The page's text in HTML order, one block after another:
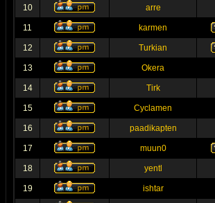
10 arre
11 karmen
12 Turkian
13 Okera
14 Tirk
15 Cyclamen
16 paadikapten
17 muun0
18 yentl
19 ishtar